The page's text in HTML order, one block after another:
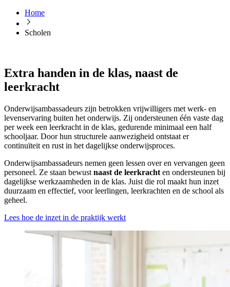
Home
Scholen
Extra handen in de klas, naast de
leerkracht
Onderwijsambassadeurs zijn betrokken vrijwilligers met werk- en
levenservaring buiten het onderwijs. Zij ondersteunen één vaste dag
per week een leerkracht in de klas, gedurende minimaal een half
schooljaar. Door hun structurele aanwezigheid ontstaat er
continuïteit en rust in het dagelijkse onderwijsproces.
Onderwijsambassadeurs nemen geen lessen over en vervangen geen
personeel. Ze staan bewust naast de leerkracht en ondersteunen bij
dagelijkse werkzaamheden in de klas. Juist die rol maakt hun inzet
duurzaam en effectief, voor leerlingen, leerkrachten en de school als
geheel.
Lees hoe de inzet in de praktijk werkt